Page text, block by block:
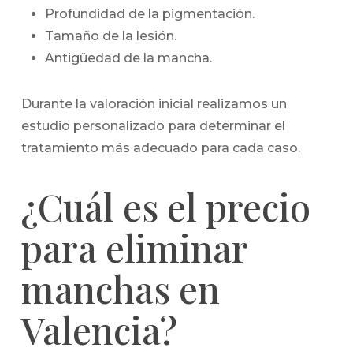
Profundidad de la pigmentación.
Tamaño de la lesión.
Antigüedad de la mancha.
Durante la valoración inicial realizamos un
estudio personalizado para determinar el
tratamiento más adecuado para cada caso.
¿Cuál es el precio
para eliminar
manchas en
Valencia?